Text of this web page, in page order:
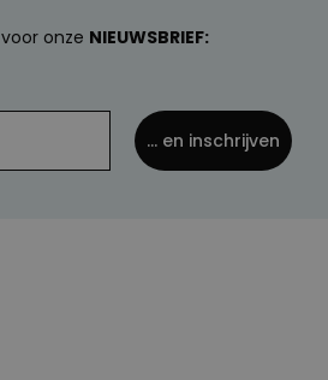
voor onze NIEUWSBRIEF:
... en inschrijven